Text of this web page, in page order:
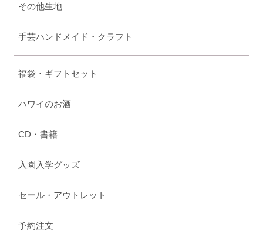
その他生地
手芸ハンドメイド・クラフト
福袋・ギフトセット
ハワイのお酒
CD・書籍
入園入学グッズ
セール・アウトレット
予約注文